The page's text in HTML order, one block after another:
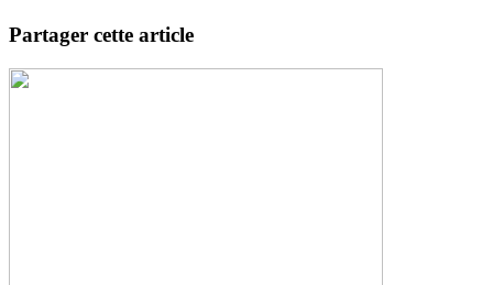
Partager cette article